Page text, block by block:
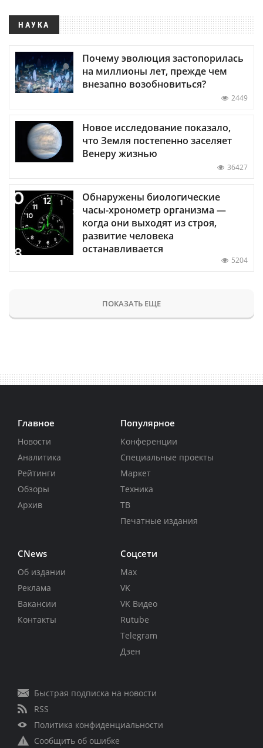
НАУКА
Почему эволюция застопорилась
на миллионы лет, прежде чем
внезапно возобновиться?
2449
Новое исследование показало,
что Земля постепенно заселяет
Венеру жизнью
36427
Обнаружены биологические
часы-хронометр организма —
когда они выходят из строя,
развитие человека
останавливается
5204
ПОКАЗАТЬ ЕЩЕ
Главное
Новости
Аналитика
Рейтинги
Обзоры
Архив
Популярное
Конференции
Специальные проекты
Маркет
Техника
ТВ
Печатные издания
CNews
Об издании
Реклама
Вакансии
Контакты
Соцсети
Max
VK
VK Видео
Rutube
Telegram
Дзен
Быстрая подписка на новости
RSS
Политика конфиденциальности
Сообщить об ошибке